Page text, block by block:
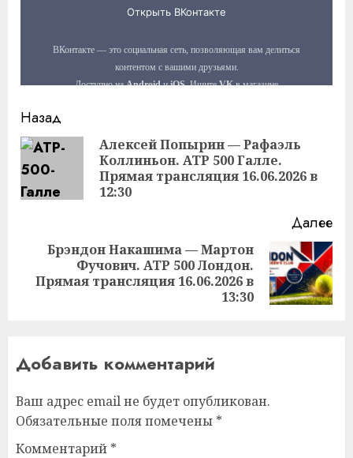
Продолжить
чтение
Назад
Алексей Попырин — Рафаэль
Коллиньон. ATP 500 Галле.
Прямая трансляция 16.06.2026 в
12:30
Далее
Следующая
запись:
Брэндон Накашима — Мартон
Фучович. ATP 500 Лондон.
Прямая трансляция 16.06.2026 в
13:30
Добавить комментарий
Ваш адрес email не будет опубликован.
Обязательные поля помечены *
Комментарий *